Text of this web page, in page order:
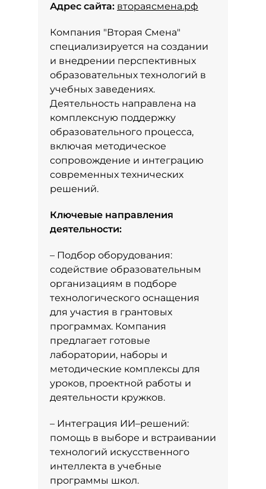
Адрес сайта: втораясмена.рф
Компания "Вторая Смена"
специализируется на создании
и внедрении перспективных
образовательных технологий в
учебных заведениях.
Деятельность направлена на
комплексную поддержку
образовательного процесса,
включая методическое
сопровождение и интеграцию
современных технических
решений.
Ключевые направления
деятельности:
– Подбор оборудования:
содействие образовательным
организациям в подборе
технологического оснащения
для участия в грантовых
программах. Компания
предлагает готовые
лаборатории, наборы и
методические комплексы для
уроков, проектной работы и
деятельности кружков.
– Интеграция ИИ–решений:
помощь в выборе и встраивании
технологий искусственного
интеллекта в учебные
программы школ.